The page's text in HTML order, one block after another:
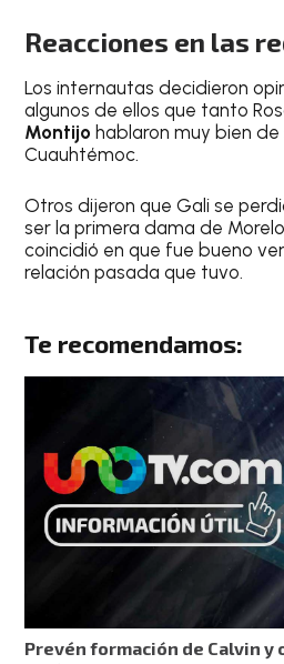
Reacciones en las
Los internautas decidieron
algunos de ellos que tanto
Montijo hablaron muy bien de
Cuauhtémoc.
Otros dijeron que Gali se
ser la primera dama de
coincidió en que fue bueno
relación pasada que tuvo.
Te recomendamos:
Prevén formación de Calvin y